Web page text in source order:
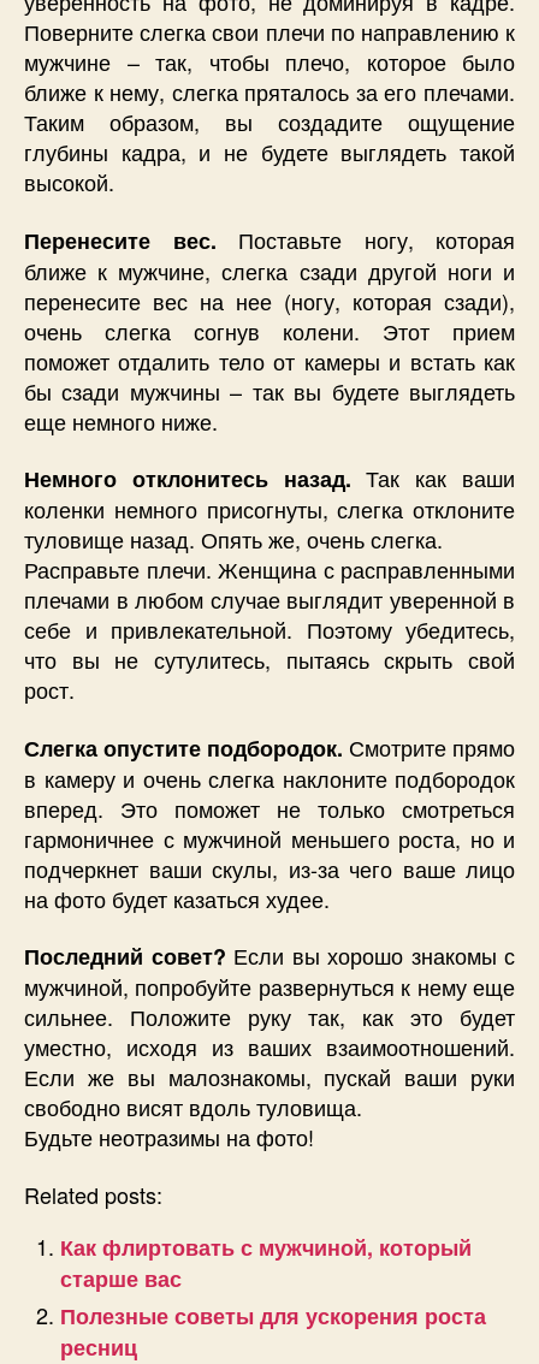
Поверните слегка свои плечи по направлению к
мужчине – так, чтобы плечо, которое было
ближе к нему, слегка пряталось за его плечами.
Таким образом, вы создадите ощущение
глубины кадра, и не будете выглядеть такой
высокой.
Перенесите вес. Поставьте ногу, которая
ближе к мужчине, слегка сзади другой ноги и
перенесите вес на нее (ногу, которая сзади),
очень слегка согнув колени. Этот прием
поможет отдалить тело от камеры и встать как
бы сзади мужчины – так вы будете выглядеть
еще немного ниже.
Немного отклонитесь назад. Так как ваши
коленки немного присогнуты, слегка отклоните
туловище назад. Опять же, очень слегка.
Расправьте плечи. Женщина с расправленными
плечами в любом случае выглядит уверенной в
себе и привлекательной. Поэтому убедитесь,
что вы не сутулитесь, пытаясь скрыть свой
рост.
Слегка опустите подбородок. Смотрите прямо
в камеру и очень слегка наклоните подбородок
вперед. Это поможет не только смотреться
гармоничнее с мужчиной меньшего роста, но и
подчеркнет ваши скулы, из-за чего ваше лицо
на фото будет казаться худее.
Последний совет? Если вы хорошо знакомы с
мужчиной, попробуйте развернуться к нему еще
сильнее. Положите руку так, как это будет
уместно, исходя из ваших взаимоотношений.
Если же вы малознакомы, пускай ваши руки
свободно висят вдоль туловища.
Будьте неотразимы на фото!
Related posts:
Как флиртовать с мужчиной, который
старше вас
Полезные советы для ускорения роста
ресниц